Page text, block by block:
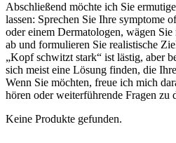
Abschließend möchte ich Sie
lassen: Sprechen Sie ‍Ihre symptome
oder einem Dermatologen, wägen
ab und ‌formulieren Sie realistische
„Kopf schwitzt​ stark“ ist lästig, aber
sich meist eine Lösung​ finden, die
Wenn Sie möchten, freue ich mich
hören ⁢oder weiterführende Fragen zu
Keine Produkte gefunden.